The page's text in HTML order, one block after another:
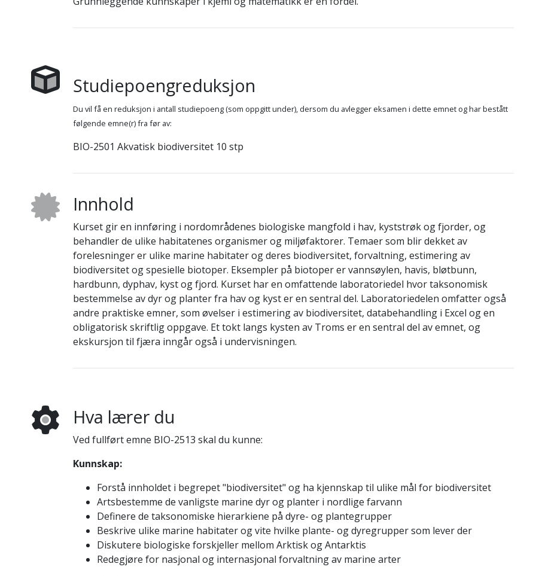
Studiepoengreduksjon
Du vil få en reduksjon i antall studiepoeng (som oppgitt under), dersom du avlegger eksamen i dette emnet og har bestått
følgende emne(r) fra før av:
BIO-2501 Akvatisk biodiversitet 10 stp
Innhold
Kurset gir en innføring i nordområdenes biologiske mangfold i hav, kyststrøk og fjorder, og
behandler de ulike habitatenes organismer og miljøfaktorer. Temaer som blir dekket av
forelesninger er ulike marine habitater og deres biodiversitet, forvaltning, estimering av
biodiversitet og spesielle biotoper. Eksempler på biotoper er vannsøylen, havis, bløtbunn,
hardbunn, dyphav, kyst og fjord. Kurset har en omfattende laboratoriedel hvor taksonomisk
bestemmelse av dyr og planter fra hav og kyst er en sentral del. Laboratoriedelen omfatter også
andre praktiske emner, som øvelser i estimering av biodiversitet, databehandling i Excel og en
obligatorisk skriftlig oppgave. Et tokt langs kysten av Troms er en sentral del av emnet, og
ekskursjon til fjæra inngår også i undervisningen.
Hva lærer du
Ved fullført emne BIO-2513 skal du kunne:
Kunnskap:
Forstå innholdet i begrepet "biodiversitet" og ha kjennskap til ulike mål for biodiversitet
Artsbestemme de vanligste marine dyr og planter i nordlige farvann
Definere de taksonomiske hierarkiene på dyre- og plantegrupper
Beskrive ulike marine habitater og vite hvilke plante- og dyregrupper som lever der
Diskutere biologiske forskjeller mellom Arktisk og Antarktis
Redegjøre for nasjonal og internasjonal forvaltning av marine arter